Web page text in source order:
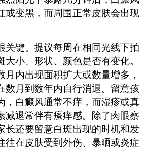
或变黑，而周围正常皮肤会出现
关键。提议每周在相同光线下拍
大小、形状、颜色是否有变化。
月内出现面积扩大或数量增多，
数月到数年内自行消退。留意孩
，白癜风通常不痒，而湿疹或真
减退常伴有瘙痒感。除了肉眼察
长还要留意白斑出现的时机和发
往在皮肤受到外伤、暴晒或炎症